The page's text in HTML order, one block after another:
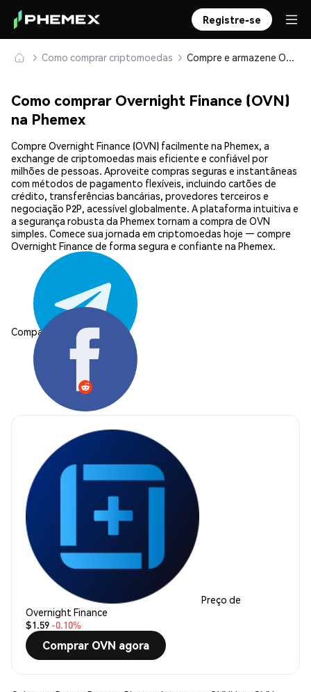
Registre-se
Como comprar criptomoedas Compre e armazene Overnight Finance (OVN) com segurança
Como comprar Overnight Finance (OVN)
na Phemex
Compre Overnight Finance (OVN) facilmente na Phemex, a
exchange de criptomoedas mais eficiente e confiável por
milhões de pessoas. Aproveite compras seguras e instantâneas
com métodos de pagamento flexíveis, incluindo cartões de
crédito, transferências bancárias, provedores terceiros e
negociação P2P, acessível globalmente. A plataforma intuitiva e
a segurança robusta da Phemex tornam a compra de OVN
simples. Comece sua jornada em criptomoedas hoje — compre
Overnight Finance de forma segura e confiante na Phemex.
Compartilhar:
Preço de
Overnight Finance
$1.59 -0.10%
Comprar OVN agora